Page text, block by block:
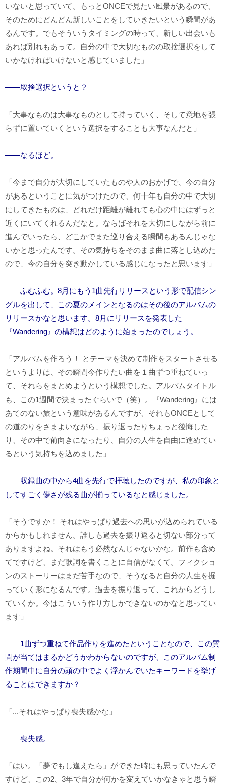
いないと思っていて。もっとONCEで見たい風景があるので、
そのためにどんどん新しいことをしていきたいという瞬間があ
るんです。でもそういうタイミングの時って、新しい出会いも
あれば別れもあって。自分の中で大切なものの取捨選択をして
いかなければいけないと感じていました」
――取捨選択というと？
「大事なものは大事なものとして持っていく、そして意地を張
らずに置いていくという選択をすることも大事なんだと」
――なるほど。
「今まで自分が大切にしていたものや人のおかげで、今の自分
があるということに気がつけたので、何十年も自分の中で大切
にしてきたものは、どれだけ距離が離れても心の中にはずっと
近くにいてくれるんだなと。ならばそれを大切にしながら前に
進んでいったら、どこかでまた巡り合える瞬間もあるんじゃな
いかと思ったんです。その気持ちをそのまま曲に落とし込めた
ので、今の自分を突き動かしている感じになったと思います」
――ふむふむ。8月にもう1曲先行リリースという形で配信シン
グルを出して、この夏のメインとなるのはその後のアルバムの
リリースかなと思います。8月にリリースを発表した
『Wandering』の構想はどのように始まったのでしょう。
「アルバムを作ろう！ とテーマを決めて制作をスタートさせる
というよりは、その瞬間今作りたい曲を１曲ずつ重ねていっ
て、それらをまとめようという構想でした。アルバムタイトル
も、この1週間で決まったぐらいで（笑）。『Wandering』には
あてのない旅という意味があるんですが、それもONCEとして
の道のりをさまよいながら、振り返ったりちょっと後悔した
り、その中で前向きになったり、自分の人生を自由に進めてい
るという気持ちを込めました」
――収録曲の中から4曲を先行で拝聴したのですが、私の印象と
してすごく儚さが残る曲が揃っているなと感じました。
「そうですか！ それはやっぱり過去への思いが込められている
からかもしれません。誰しも過去を振り返ると切ない部分って
ありますよね。それはもう必然なんじゃないかな。前作も含め
てですけど、まだ歌詞を書くことに自信がなくて。フィクショ
ンのストーリーはまだ苦手なので、そうなると自分の人生を掘
っていく形になるんです。過去を振り返って、これからどうし
ていくか。今はこういう作り方しかできないのかなと思ってい
ます」
――1曲ずつ重ねて作品作りを進めたということなので、この質
問が当てはまるかどうかわからないのですが、このアルバム制
作期間中に自分の頭の中でよく浮かんでいたキーワードを挙げ
ることはできますか？
「...それはやっぱり喪失感かな」
――喪失感。
「はい。「夢でもし逢えたら」ができた時にも思っていたんで
すけど、この2、3年で自分が何かを変えていかなきゃと思う瞬